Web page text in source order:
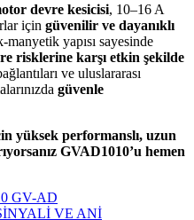
devre kesicisi, 10–16 A
için güvenilir ve dayanıklı
manyetik yapısı sayesinde
risklerine karşı etkin şekilde
ve uluslararası
güvenle
yüksek performanslı, uzun
GVAD1010’u hemen